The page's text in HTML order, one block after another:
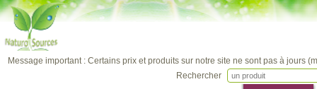
Message important : Certains prix et produits sur notre site ne sont pas à jours
Rechercher